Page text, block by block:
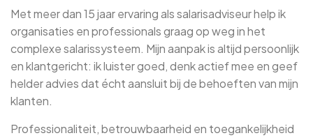
Met meer dan 15 jaar ervaring als salarisadviseur help ik
organisaties en professionals graag op weg in het
complexe salarissysteem. Mijn aanpak is altijd persoonlijk
en klantgericht: ik luister goed, denk actief mee en geef
helder advies dat écht aansluit bij de behoeften van mijn
klanten.
Professionaliteit, betrouwbaarheid en toegankelijkheid